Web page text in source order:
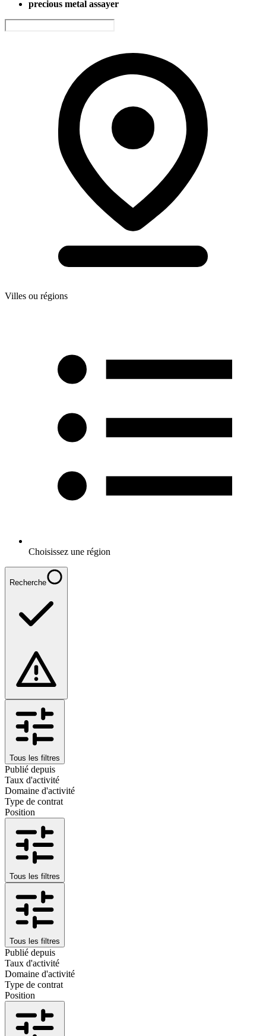
precious metal assayer
Villes ou régions
Choisissez une région
Recherche
Tous les filtres
Publié depuis
Taux d'activité
Domaine d'activité
Type de contrat
Position
Tous les filtres
Tous les filtres
Publié depuis
Taux d'activité
Domaine d'activité
Type de contrat
Position